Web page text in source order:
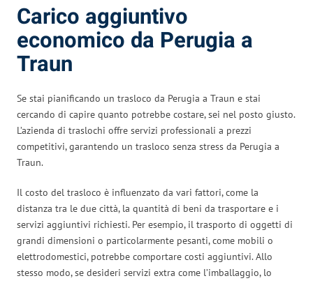
Carico aggiuntivo
economico da Perugia a
Traun
Se stai pianificando un trasloco da Perugia a Traun e stai
cercando di capire quanto potrebbe costare, sei nel posto giusto.
L’azienda di traslochi offre servizi professionali a prezzi
competitivi, garantendo un trasloco senza stress da Perugia a
Traun.
Il costo del trasloco è influenzato da vari fattori, come la
distanza tra le due città, la quantità di beni da trasportare e i
servizi aggiuntivi richiesti. Per esempio, il trasporto di oggetti di
grandi dimensioni o particolarmente pesanti, come mobili o
elettrodomestici, potrebbe comportare costi aggiuntivi. Allo
stesso modo, se desideri servizi extra come l’imballaggio, lo